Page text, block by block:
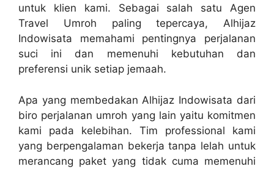
untuk klien kami. Sebagai salah satu Agen
Travel Umroh paling tepercaya, Alhijaz
Indowisata memahami pentingnya perjalanan
suci ini dan memenuhi kebutuhan dan
preferensi unik setiap jemaah.
Apa yang membedakan Alhijaz Indowisata dari
biro perjalanan umroh yang lain yaitu komitmen
kami pada kelebihan. Tim professional kami
yang berpengalaman bekerja tanpa lelah untuk
merancang paket yang tidak cuma memenuhi